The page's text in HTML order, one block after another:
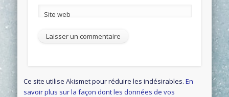
Site web
Ce site utilise Akismet pour réduire les indésirables.En
savoir plus sur la façon dont les données de vos